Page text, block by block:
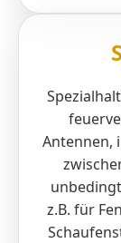
Antennen,
z.B. für